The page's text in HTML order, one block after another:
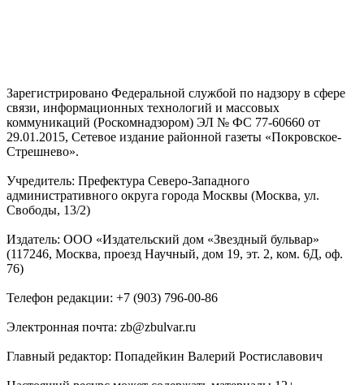
Зарегистрировано Федеральной службой по надзору в сфере
связи, информационных технологий и массовых
коммуникаций (Роскомнадзором) ЭЛ № ФС 77-60660 от
29.01.2015, Сетевое издание районной газеты «Покровское-
Стрешнево».
Учредитель: Префектура Северо-Западного
административного округа города Москвы (Москва, ул.
Свободы, 13/2)
Издатель: ООО «Издательский дом «Звездный бульвар»
(117246, Москва, проезд Научный, дом 19, эт. 2, ком. 6Д, оф.
76)
Телефон редакции: +7 (903) 796-00-86
Электронная почта: zb@zbulvar.ru
Главный редактор: Попадейкин Валерий Ростиславович